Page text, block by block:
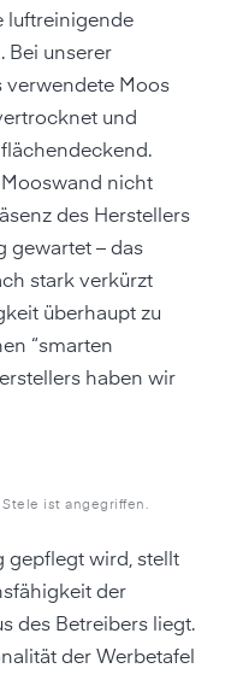
luftreinigende
Bei unserer
verwendete Moos
und
Mooswand nicht
des Herstellers
gewartet – das
stark verkürzt
überhaupt zu
“smarten
haben wir
ist angegriffen.
gepflegt wird, stellt
der
des Betreibers liegt.
der Werbetafel